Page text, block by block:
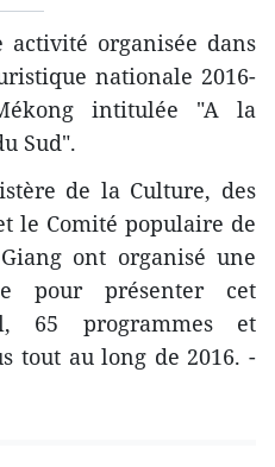
activité organisée dans
nationale 2016-
intitulée "A la
Sud".
de la Culture, des
le Comité populaire de
ont organisé une
pour ​présenter ​cet
65 programmes et
tout au long de 2016. -